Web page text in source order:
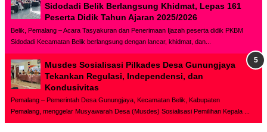
Sidodadi Belik Berlangsung Khidmat, Lepas 161
Peserta Didik Tahun Ajaran 2025/2026
Belik, Pemalang – Acara Tasyakuran dan Penerimaan Ijazah peserta didik PKBM
Sidodadi Kecamatan Belik berlangsung dengan lancar, khidmat, dan...
Musdes Sosialisasi Pilkades Desa Gunungjaya
Tekankan Regulasi, Independensi, dan
Kondusivitas
Pemalang – Pemerintah Desa Gunungjaya, Kecamatan Belik, Kabupaten
Pemalang, menggelar Musyawarah Desa (Musdes) Sosialisasi Pemilihan Kepala ...